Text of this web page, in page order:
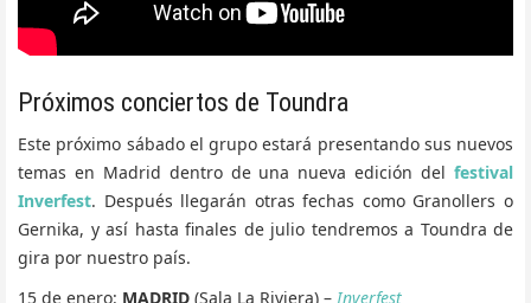
Próximos conciertos de Toundra
Este próximo sábado el grupo estará presentando sus nuevos
temas en Madrid dentro de una nueva edición del festival
Inverfest. Después llegarán otras fechas como Granollers o
Gernika, y así hasta finales de julio tendremos a Toundra de
gira por nuestro país.
15 de enero: MADRID (Sala La Riviera) – Inverfest